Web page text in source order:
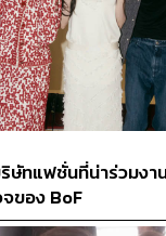
ษัทแฟชั่นที่น่าร่วมงา
ของ BoF